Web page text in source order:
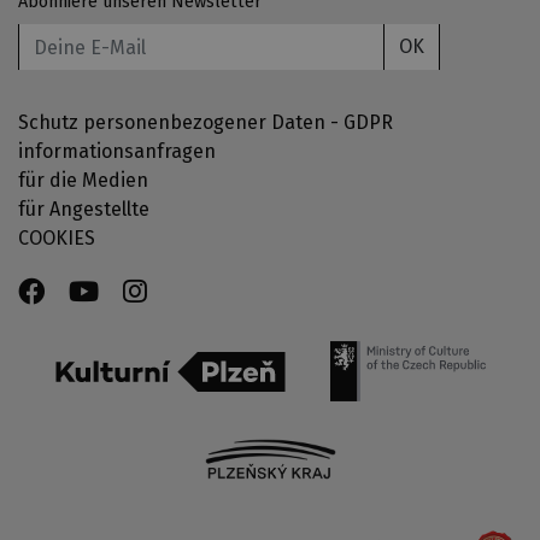
OK
Schutz personenbezogener Daten - GDPR
informationsanfragen
für die Medien
für Angestellte
COOKIES